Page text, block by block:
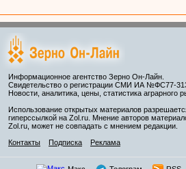
Информационное агентство Зерно Он-Лайн.
Свидетельство о регистрации СМИ ИА №ФС77-
Новости, аналитика, цены, статистика аграрного
Использование открытых материалов
гиперссылкой на Zol.ru. Мнение авторов
Zol.ru, может не совпадать с мнением редакции.
Контакты
Подписка Реклама